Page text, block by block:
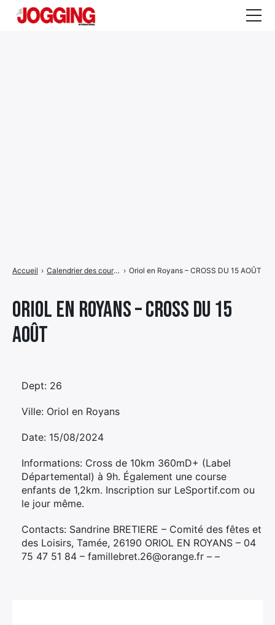
Oriol en Royans – CROSS DU 15
AOÛT
Accueil › Calendrier des courses › Oriol en Royans – CROSS DU 15 AOÛT
Dept: 26
Ville: Oriol en Royans
Date: 15/08/2024
Informations: Cross de 10km 360mD+ (Label
Départemental) à 9h. Également une course
enfants de 1,2km. Inscription sur LeSportif.com ou
le jour même.
Contacts: Sandrine BRETIERE – Comité des fêtes et
des Loisirs, Tamée, 26190 ORIOL EN ROYANS – 04
75 47 51 84 – famillebret.26@orange.fr – –
de
ÉlémentÉlément